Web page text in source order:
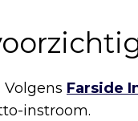
Farside
instroom.